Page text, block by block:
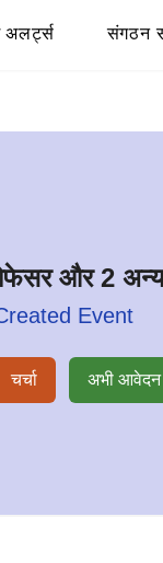
अलर्ट्स संगठन
और 2
Event
चर्चा अभी